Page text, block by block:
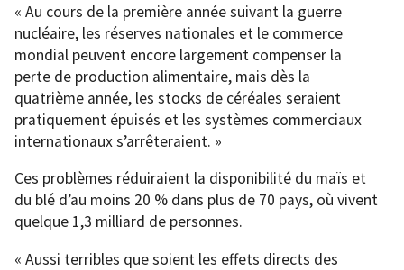
« Au cours de la première année suivant la guerre
nucléaire, les réserves nationales et le commerce
mondial peuvent encore largement compenser la
perte de production alimentaire, mais dès la
quatrième année, les stocks de céréales seraient
pratiquement épuisés et les systèmes commerciaux
internationaux s’arrêteraient. »
Ces problèmes réduiraient la disponibilité du maïs et
du blé d’au moins 20 % dans plus de 70 pays, où vivent
quelque 1,3 milliard de personnes.
« Aussi terribles que soient les effets directs des